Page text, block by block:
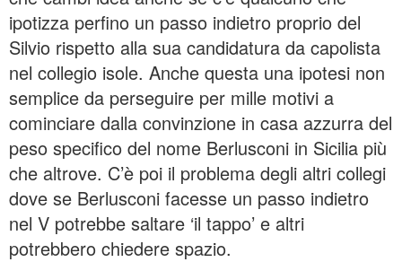
ipotizza perfino un passo indietro proprio del
Silvio rispetto alla sua candidatura da capolista
nel collegio isole. Anche questa una ipotesi non
semplice da perseguire per mille motivi a
cominciare dalla convinzione in casa azzurra del
peso specifico del nome Berlusconi in Sicilia più
che altrove. C’è poi il problema degli altri collegi
dove se Berlusconi facesse un passo indietro
nel V potrebbe saltare ‘il tappo’ e altri
potrebbero chiedere spazio.